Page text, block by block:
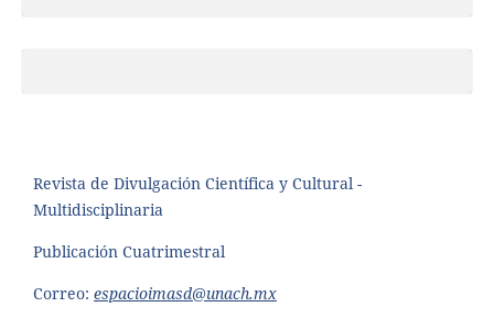
Revista de Divulgación Científica y Cultural -
Multidisciplinaria
Publicación Cuatrimestral
Correo: espacioimasd@unach.mx